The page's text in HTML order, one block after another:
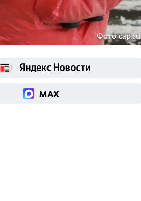
Фото cap.ru